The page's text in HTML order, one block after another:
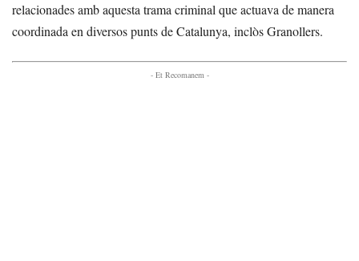
relacionades amb aquesta trama criminal que actuava de manera
coordinada en diversos punts de Catalunya, inclòs Granollers.
- Et Recomanem -